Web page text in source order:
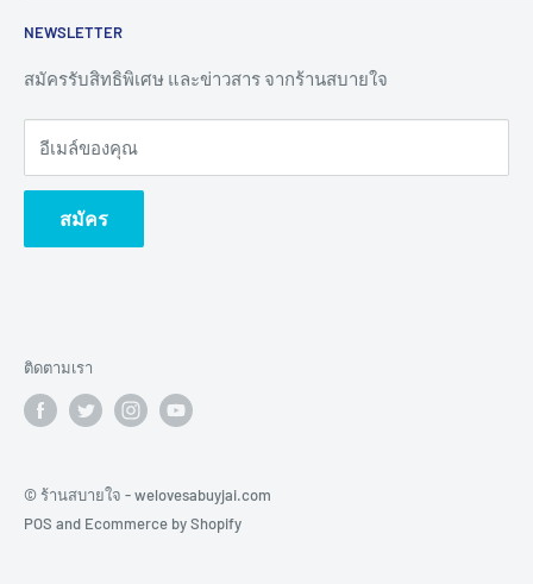
เศรษฐกิจพอเพียง สนับสนุนสินค้ากลุ่มแม่บ้านวิสาหกิจชุมชน
ค้นหาสินค้า | Search
เกี่ยวกับเรา | About Us
นโยบายความเป็นส่วนตัว | Privacy Policy
ร่วมงานกับเรา | Careers
ข้อตกลงและเงื่อนไข | Terms & Conditions
NEWSLETTER
สมัครรับสิทธิพิเศษ และข่าวสาร จากร้านสบายใจ
อีเมล์ของคุณ
สมัคร
ติดตามเรา
© ร้านสบายใจ - welovesabuyjai.com
POS and Ecommerce by Shopify